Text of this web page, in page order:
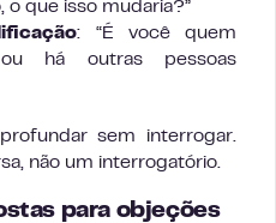
o que isso mudaria?”
: “É você quem
há outras pessoas
sem interrogar.
não um interrogatório.
para objeções